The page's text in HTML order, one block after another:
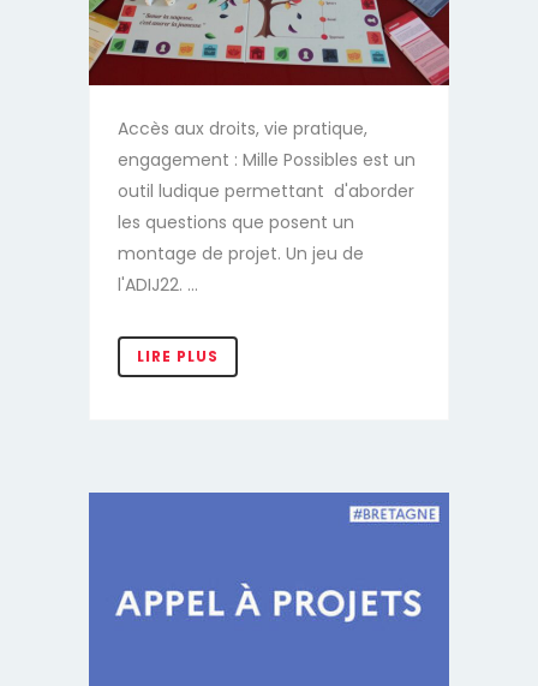
Accès aux droits, vie pratique,
engagement : Mille Possibles est un
outil ludique permettant d'aborder
les questions que posent un
montage de projet. Un jeu de
l'ADIJ22. ...